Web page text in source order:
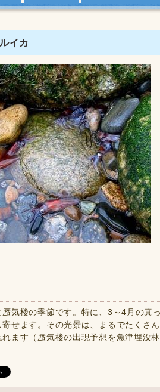
イカ
気楼の季節です。特に、3～4月の真
寄せます。その光景は、まるでたくさ
ます（蜃気楼の出現予想を魚津埋没